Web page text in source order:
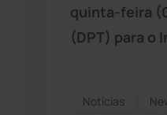
quinta-feira
(DPT) para o
Notícias